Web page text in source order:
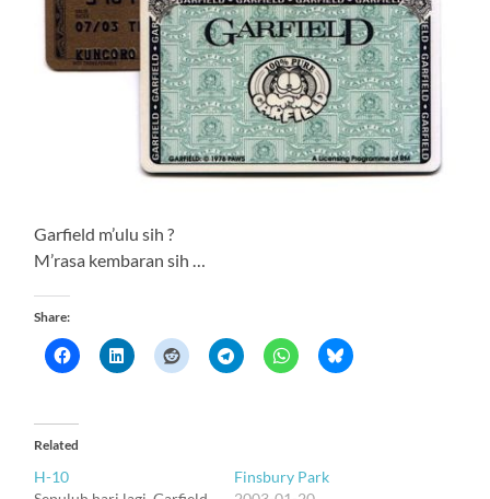
Garfield m’ulu sih ?
M’rasa kembaran sih …
Share:
Related
H-10
Finsbury Park